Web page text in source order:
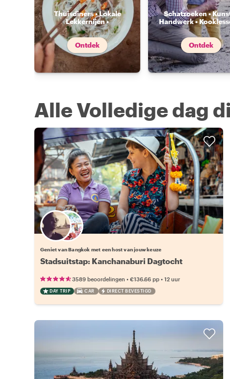
Thuisdiners • Lokale
Lekkernijen •
Voedselmarkten...
Ontdek
Schatzoeken •
Handwerk •
Ontdek
Alle Volledige dag
Kies jouw favoriete local
Geniet van Bangkok met een host van jouw keuze
Stadsuitstap: Kanchanaburi Dagtocht
3589 beoordelingen • €136.66 pp • 12 uur
DAY TRIP CAR DIRECT BEVESTIGD